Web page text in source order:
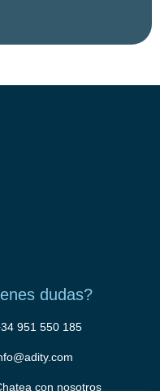
dudas?
951 550 185
con nosotros